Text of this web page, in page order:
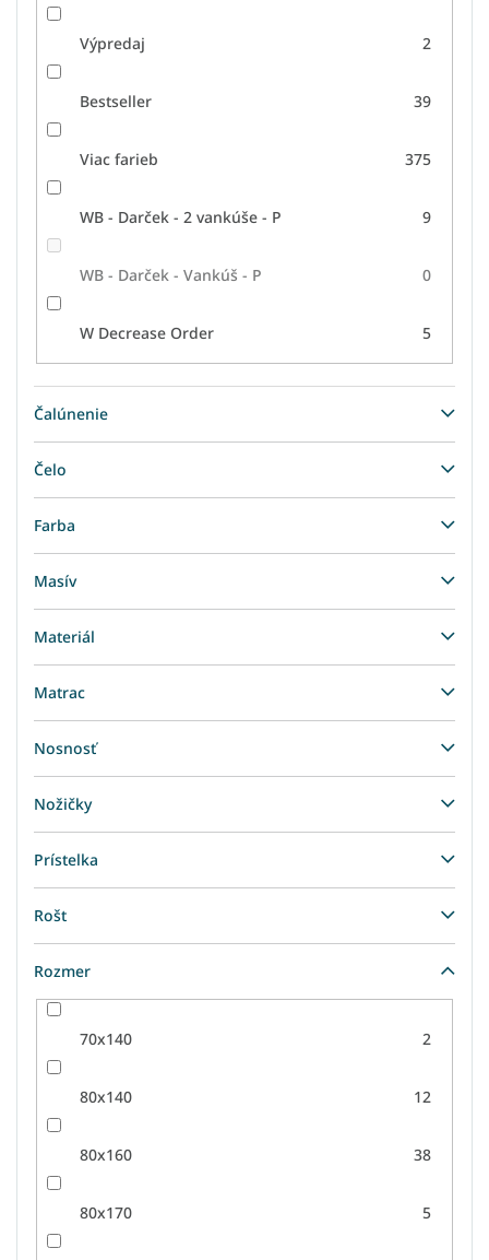
Výpredaj 2
Bestseller 39
Viac farieb 375
WB - Darček - 2 vankúše - P 9
WB - Darček - Vankúš - P 0
W Decrease Order 5
Čalúnenie
Čelo
Farba
Masív
Materiál
Matrac
Nosnosť
Nožičky
Prístelka
Rošt
Rozmer
70x140 2
80x140 12
80x160 38
80x170 5